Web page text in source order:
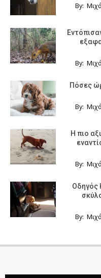
By:
By:
Πόσες
By:
Η πιο
By:
Οδηγός
By: